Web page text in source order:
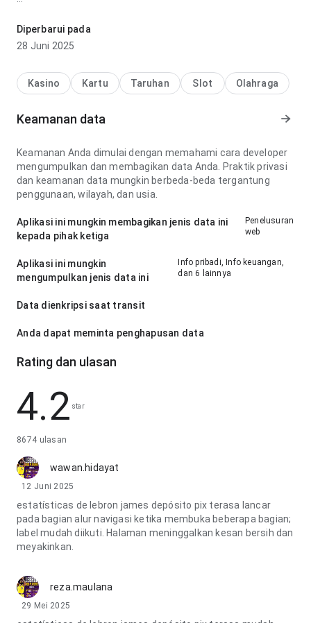
pada bagian alur navigasi setelah kembali ke halaman ini;
antarmuka tidak mengganggu informasi aplikasi. Kesan
Diperbarui pada
28 Juni 2025
Kasino Kartu Taruhan Slot Olahraga
Keamanan data
Keamanan Anda dimulai dengan memahami cara developer
mengumpulkan dan membagikan data Anda. Praktik privasi
dan keamanan data mungkin berbeda-beda tergantung
penggunaan, wilayah, dan usia.
Aplikasi ini mungkin membagikan jenis data ini
kepada pihak ketiga
Penelusuran
web
Aplikasi ini mungkin
mengumpulkan jenis data ini
Info pribadi, Info keuangan,
dan 6 lainnya
Data dienkripsi saat transit
Anda dapat meminta penghapusan data
Rating dan ulasan
4.2 star
8674 ulasan
wawan.hidayat
12 Juni 2025
estatísticas de lebron james depósito pix terasa lancar
pada bagian alur navigasi ketika membuka beberapa bagian;
label mudah diikuti. Halaman meninggalkan kesan bersih dan
meyakinkan.
reza.maulana
29 Mei 2025